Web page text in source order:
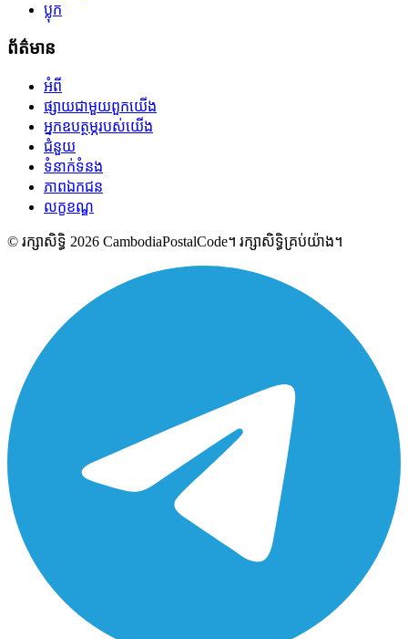
ប្លុក
ព័ត៌មាន
អំពី
ផ្សាយជាមួយពួកយើង
អ្នកឧបត្ថម្ភរបស់យើង
ជំនួយ
ទំនាក់ទំនង
ភាពឯកជន
លក្ខខណ្ឌ
© រក្សាសិទ្ធិ 2026 CambodiaPostalCode។ រក្សាសិទ្ធិគ្រប់យ៉ាង។